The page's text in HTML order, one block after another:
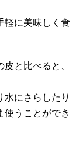
軽に美味しく食
と比べると、
にさらしたり
使うことができ